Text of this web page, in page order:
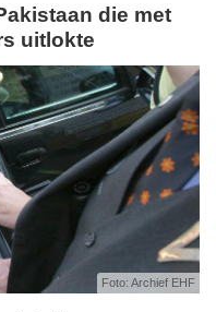
uitlokte
Foto: Archief EHF